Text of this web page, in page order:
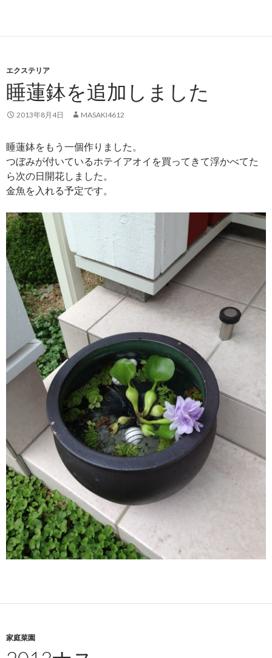
エクステリア
睡蓮鉢を追加しました
2013年8月4日 MASAKI4612
睡蓮鉢をもう一個作りました。
つぼみが付いているホテイアオイを買ってきて浮かべてた
ら次の日開花しました。
金魚を入れる予定です。
家庭菜園